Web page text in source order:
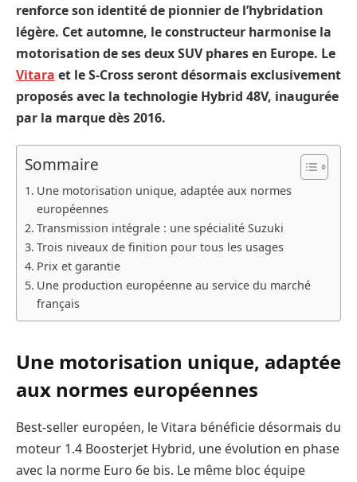
renforce son identité de pionnier de l’hybridation
légère. Cet automne, le constructeur harmonise la
motorisation de ses deux SUV phares en Europe. Le
Vitara et le S-Cross seront désormais exclusivement
proposés avec la technologie Hybrid 48V, inaugurée
par la marque dès 2016.
Sommaire
Une motorisation unique, adaptée aux normes
européennes
Transmission intégrale : une spécialité Suzuki
Trois niveaux de finition pour tous les usages
Prix et garantie
Une production européenne au service du marché
français
Une motorisation unique, adaptée
aux normes européennes
Best-seller européen, le Vitara bénéficie désormais du
moteur 1.4 Boosterjet Hybrid, une évolution en phase
avec la norme Euro 6e bis. Le même bloc équipe